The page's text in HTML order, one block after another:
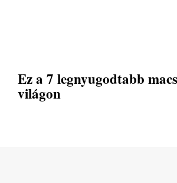
Ez a 7 legnyugodtabb
világon